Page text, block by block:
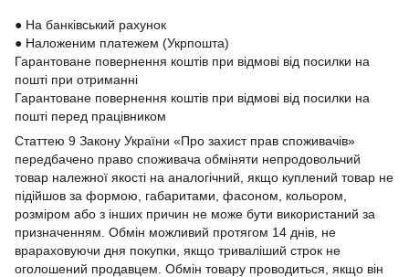
● На банківський рахунок
● Наложеним платежем (Укрпошта)
Гарантоване повернення коштів при відмові від посилки на
пошті при отриманні
Гарантоване повернення коштів при відмові від посилки на
пошті перед працівником
Статтею 9 Закону України «Про захист прав споживачів»
передбачено право споживача обміняти непродовольчий
товар належної якості на аналогічний, якщо куплений товар не
підійшов за формою, габаритами, фасоном, кольором,
розміром або з інших причин не може бути використаний за
призначенням. Обмін можливий протягом 14 днів, не
врараховуючи дня покупки, якщо триваліший строк не
оголошений продавцем. Обмін товару проводиться, якщо він